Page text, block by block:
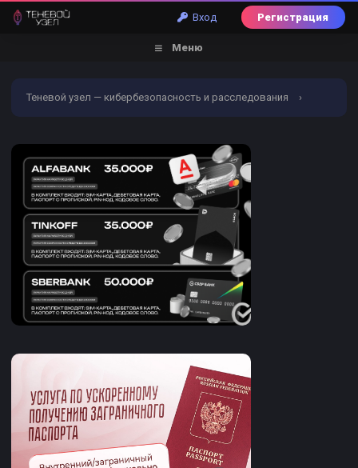
Вход Регистрация
Меню
Теневой узел — кибербезопасность и расследования ›
Услуги обналичивания и заливов